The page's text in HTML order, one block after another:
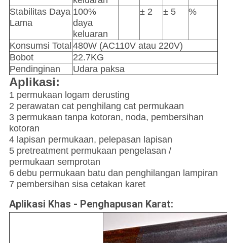
Stabilitas Daya
Lama
100%
daya
keluaran
± 2 ± 5 %
Konsumsi Total 480W (AC110V atau 220V)
Bobot
22.7KG
Pendinginan
Udara paksa
Aplikasi:
1 permukaan logam derusting
2 perawatan cat penghilang cat permukaan
3 permukaan tanpa kotoran, noda, pembersihan
kotoran
4 lapisan permukaan, pelepasan lapisan
5 pretreatment permukaan pengelasan /
permukaan semprotan
6 debu permukaan batu dan penghilangan lampiran
7 pembersihan sisa cetakan karet
Aplikasi Khas - Penghapusan Karat: